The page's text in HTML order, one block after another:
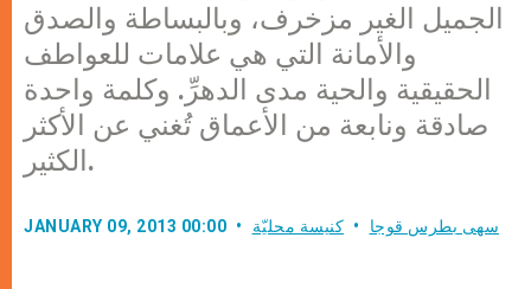
الجميل الغير مزخرف، وبالبساطة والصدق
والأمانة التي هي علامات للعواطف
الحقيقية والحية مدى الدهرِّ. وكلمة واحدة
صادقة ونابعة من الأعماق تُغني عن الأكثر
الكثير.
JANUARY 09, 2013 00:00 سهى بطرس قوجا كنيسة محليّة